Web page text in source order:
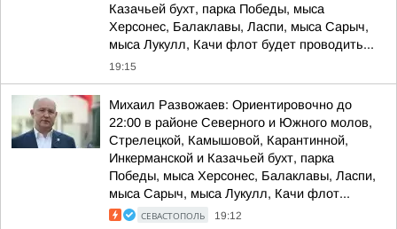
Казачьей бухт, парка Победы, мыса
Херсонес, Балаклавы, Ласпи, мыса Сарыч,
мыса Лукулл, Качи флот будет проводить...
19:15
Михаил Развожаев: Ориентировочно до
22:00 в районе Северного и Южного молов,
Стрелецкой, Камышовой, Карантинной,
Инкерманской и Казачьей бухт, парка
Победы, мыса Херсонес, Балаклавы, Ласпи,
мыса Сарыч, мыса Лукулл, Качи флот...
СЕВАСТОПОЛЬ 19:12